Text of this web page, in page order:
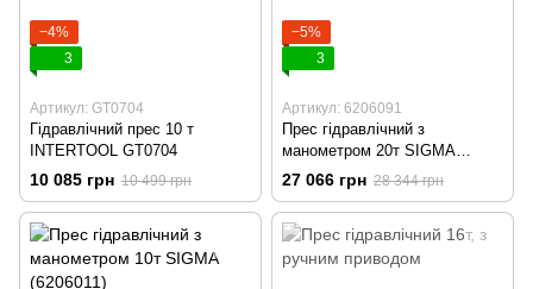
−4%
3
Артикул: GT0704
Гідравлічний прес 10 т
INTERTOOL GT0704
10 085 грн 10 499 грн
−5%
3
Артикул: 6206091
Прес гідравлічний з
манометром 20т SIGMA
(6206091)
27 066 грн 28 344 грн